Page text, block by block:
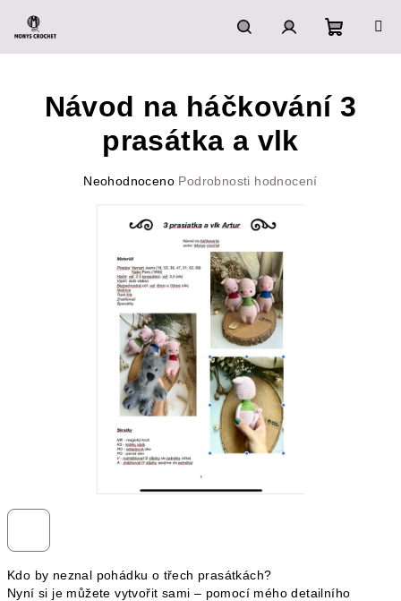
HledatPřihlášeníNákupní
košík
Kdo by neznal pohádku o třech prasátkách?
Nyní si je můžete vytvořit sami – pomocí mého detailního
Návod na háčkování 3
prasátka a vlk
Průměrné
hvězdiček.
Neohodnoceno Podrobnosti hodnocení